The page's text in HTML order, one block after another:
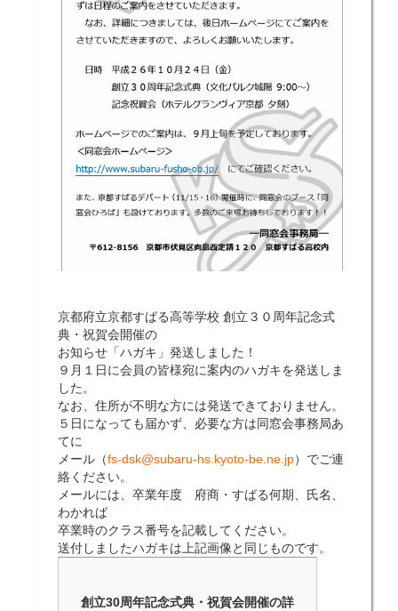
京都府立京都すばる高等学校 創立３０周年記念式
典・祝賀会開催の
お知らせ「ハガキ」発送しました！
９月１日に会員の皆様宛に案内のハガキを発送しま
した。
なお、住所が不明な方には発送できておりません。
５日になっても届かず、必要な方は同窓会事務局あ
てに
メール（fs-dsk@subaru-hs.kyoto-be.ne.jp）でご連
絡ください。
メールには、卒業年度 府商・すばる何期、氏名、
わかれば
卒業時のクラス番号を記載してください。
送付しましたハガキは上記画像と同じものです。
創立30周年記念式典・祝賀会開催の詳